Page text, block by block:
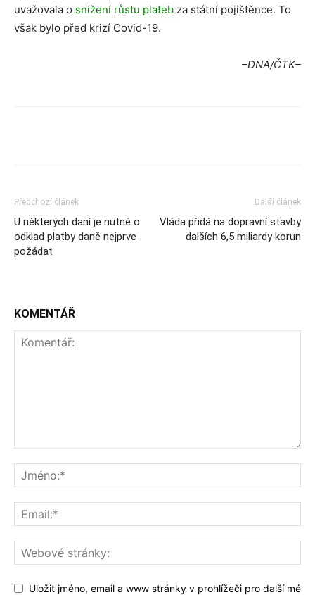
uvažovala o snížení růstu plateb za státní pojištěnce. To
však bylo před krizí Covid-19.
–DNA/ČTK–
Předchozí článek
U některých daní je nutné o
odklad platby daně nejprve
požádat
Další článek
Vláda přidá na dopravní stavby
dalších 6,5 miliardy korun
KOMENTÁŘ
Uložit jméno, email a www stránky v prohlížeči pro další mé